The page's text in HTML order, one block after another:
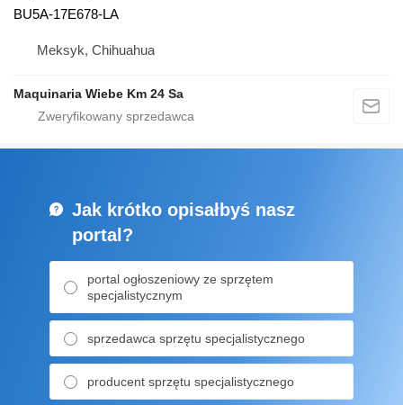
BU5A-17E678-LA
Meksyk, Chihuahua
Maquinaria Wiebe Km 24 Sa
Jak krótko opisałbyś nasz
portal?
portal ogłoszeniowy ze sprzętem
specjalistycznym
sprzedawca sprzętu specjalistycznego
producent sprzętu specjalistycznego